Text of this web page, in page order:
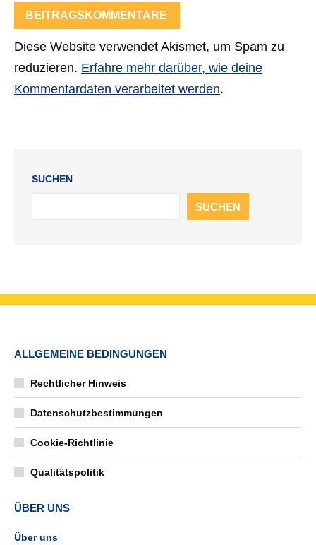
BEITRAGSKOMMENTARE
Diese Website verwendet Akismet, um Spam zu
reduzieren. Erfahre mehr darüber, wie deine
Kommentardaten verarbeitet werden.
SUCHEN
SUCHEN
ALLGEMEINE BEDINGUNGEN
Rechtlicher Hinweis
Datenschutzbestimmungen
Cookie-Richtlinie
Qualitätspolitik
ÜBER UNS
Über uns